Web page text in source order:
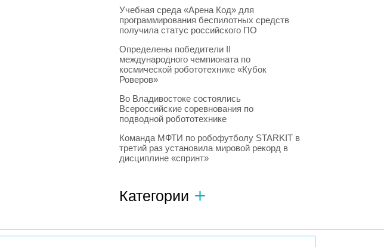
Учебная среда «Арена Код» для
программирования беспилотных средств
получила статус российского ПО
Определены победители II
международного чемпионата по
космической робототехнике «Кубок
Роверов»
Во Владивостоке состоялись
Всероссийские соревнования по
подводной робототехнике
Команда МФТИ по робофутболу STARKIT в
третий раз установила мировой рекорд в
дисциплине «спринт»
Категории